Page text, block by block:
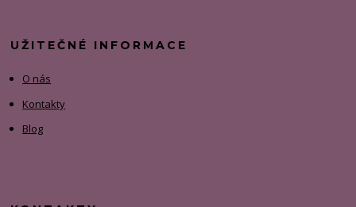
UŽITEČNÉ INFORMACE
O nás
Kontakty
Blog